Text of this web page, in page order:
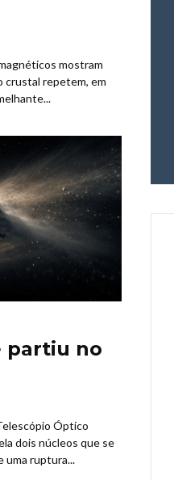
mostram
crustal repetem, em
partiu no
Óptico
dois núcleos que se
uma ruptura...